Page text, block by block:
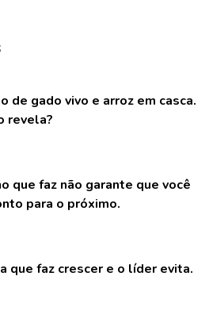
de gado vivo e arroz em casca.
revela?
que faz não garante que você
para o próximo.
que faz crescer e o líder evita.